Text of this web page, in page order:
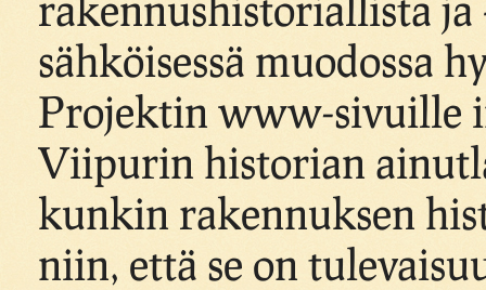
sähköisessä muodossa
Projektin www-sivuille
Viipurin historian
kunkin rakennuksen
niin, että se on